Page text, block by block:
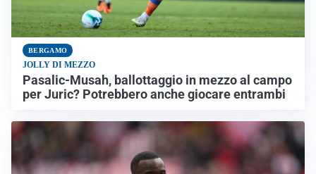
BERGAMO
JOLLY DI MEZZO
Pasalic-Musah, ballottaggio in mezzo al campo
per Juric? Potrebbero anche giocare entrambi